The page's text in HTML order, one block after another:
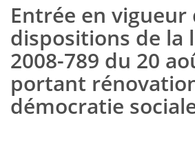
Entrée en vigueur
dispositions de la
2008-789 du 20
portant
démocratie